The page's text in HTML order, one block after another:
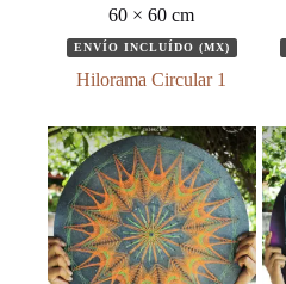
60 × 60 cm
ENVÍO INCLUÍDO (MX)
Hilorama Circular 1